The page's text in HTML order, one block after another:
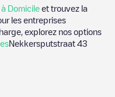
Domicile et trouvez la
les entreprises
explorez nos options
Nekkersputstraat 43